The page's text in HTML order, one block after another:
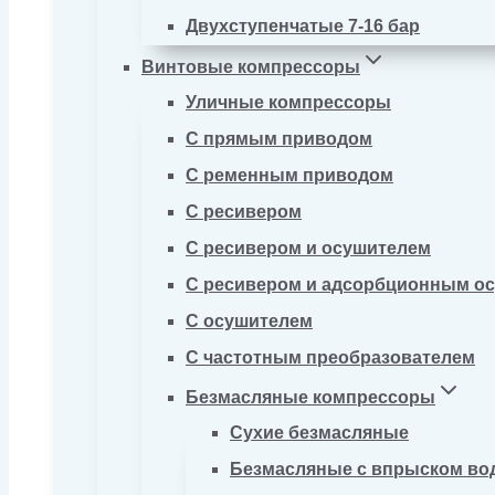
Двухступенчатые 7-16 бар
Винтовые компрессоры
Уличные компрессоры
С прямым приводом
С ременным приводом
С ресивером
С ресивером и осушителем
С ресивером и адсорбционным
С осушителем
С частотным преобразователем
Безмасляные компрессоры
Сухие безмасляные
Безмасляные с впрыском